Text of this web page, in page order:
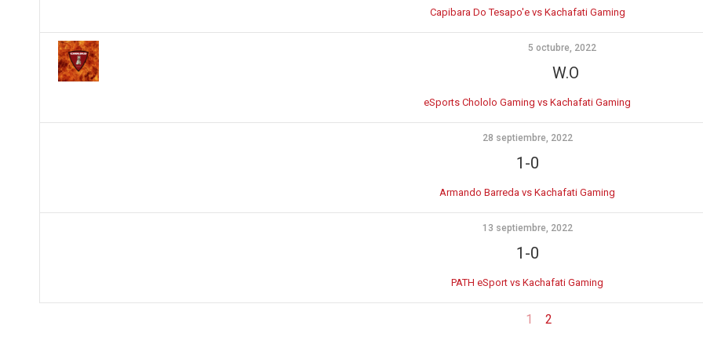
Capibara Do Tesapo'e vs Kachafati Gaming
5 octubre, 2022
W.O
eSports Chololo Gaming vs Kachafati Gaming
28 septiembre, 2022
1-0
Armando Barreda vs Kachafati Gaming
13 septiembre, 2022
1-0
PATH eSport vs Kachafati Gaming
1 2